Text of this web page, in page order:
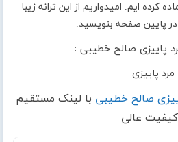
کرده ایم. امیدواریم از این ترانه زیبا
پایین صفحه بنویسید.
پاییزی صالح خطیبی :
مرد پاییزی
صالح خطیبی با لینک مستقیم
عالی